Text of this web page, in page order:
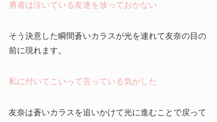
勇者は泣いている友達を放っておかない
そう決意した瞬間蒼いカラスが光を連れて友奈の目の
前に現れます。
私に付いてこいって言っている気がした
友奈は蒼いカラスを追いかけて光に進むことで戻って